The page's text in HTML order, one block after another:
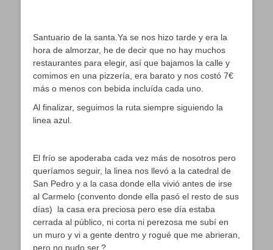
Santuario de la santa.Ya se nos hizo tarde y era la
hora de almorzar, he de decir que no hay muchos
restaurantes para elegir, así que bajamos la calle y
comimos en una pizzería, era barato y nos costó 7€
más o menos con bebida incluída cada uno.
Al finalizar, seguimos la ruta siempre siguiendo la
linea azul.
El frío se apoderaba cada vez más de nosotros pero
queríamos seguir, la linea nos llevó a la catedral de
San Pedro y a la casa donde ella vivió antes de irse
al Carmelo (convento donde ella pasó el resto de sus
días) la casa era preciosa pero ese día estaba
cerrada al público, ni corta ni perezosa me subí en
un muro y vi a gente dentro y rogué que me abrieran,
pero no pudo ser.?